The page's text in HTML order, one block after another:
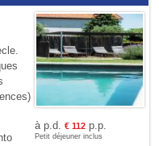
à p.d. € 112p.p.
Petit déjeuner inclus